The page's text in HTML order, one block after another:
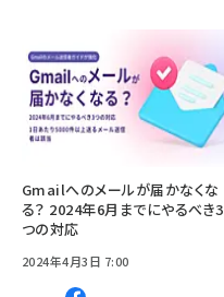
Gmailへのメールが届かなくな
る？ 2024年6月までにやるべき3
つの対応
2024年4月3日 7:00